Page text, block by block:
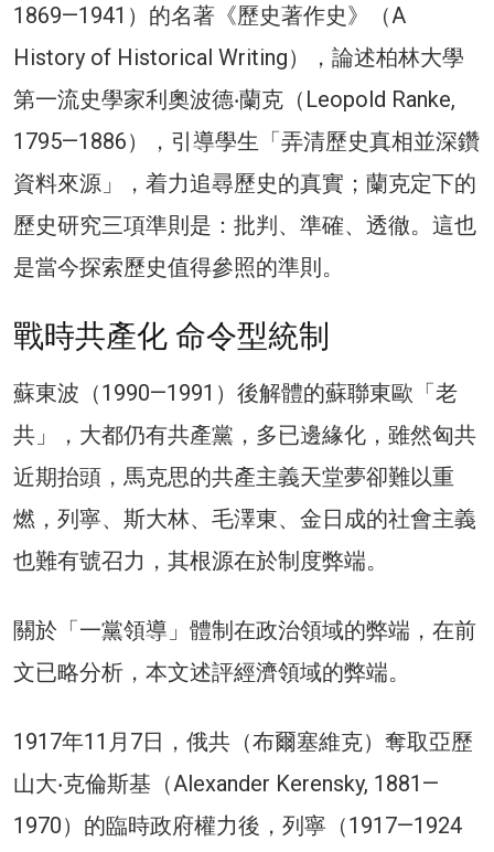
1869—1941）的名著《歷史著作史》（A
History of Historical Writing），論述柏林大學
第一流史學家利奧波德‧蘭克（Leopold Ranke,
1795—1886），引導學生「弄清歷史真相並深鑽
資料來源」，着力追尋歷史的真實；蘭克定下的
歷史研究三項準則是：批判、準確、透徹。這也
是當今探索歷史值得參照的準則。
戰時共產化 命令型統制
蘇東波（1990—1991）後解體的蘇聯東歐「老
共」，大都仍有共產黨，多已邊緣化，雖然匈共
近期抬頭，馬克思的共產主義天堂夢卻難以重
燃，列寧、斯大林、毛澤東、金日成的社會主義
也難有號召力，其根源在於制度弊端。
關於「一黨領導」體制在政治領域的弊端，在前
文已略分析，本文述評經濟領域的弊端。
1917年11月7日，俄共（布爾塞維克）奪取亞歷
山大‧克倫斯基（Alexander Kerensky, 1881—
1970）的臨時政府權力後，列寧（1917—1924